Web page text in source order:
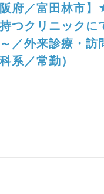
阪府／富田林市
つクリニック
／外来診療・訪
科系／常勤）